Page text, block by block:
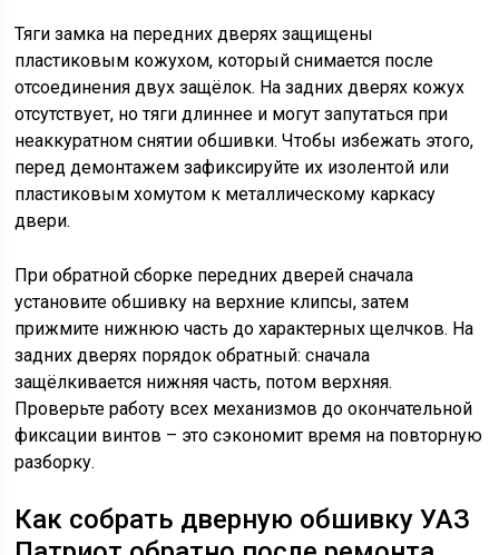
Тяги замка на передних дверях защищены
пластиковым кожухом, который снимается после
отсоединения двух защёлок. На задних дверях кожух
отсутствует, но тяги длиннее и могут запутаться при
неаккуратном снятии обшивки. Чтобы избежать этого,
перед демонтажем зафиксируйте их изолентой или
пластиковым хомутом к металлическому каркасу
двери.
При обратной сборке передних дверей сначала
установите обшивку на верхние клипсы, затем
прижмите нижнюю часть до характерных щелчков. На
задних дверях порядок обратный: сначала
защёлкивается нижняя часть, потом верхняя.
Проверьте работу всех механизмов до окончательной
фиксации винтов – это сэкономит время на повторную
разборку.
Как собрать дверную обшивку УАЗ